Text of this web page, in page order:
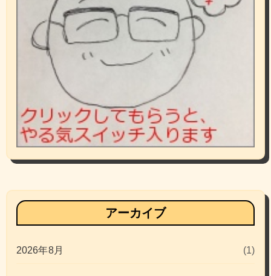
アーカイブ
2026年8月 (1)